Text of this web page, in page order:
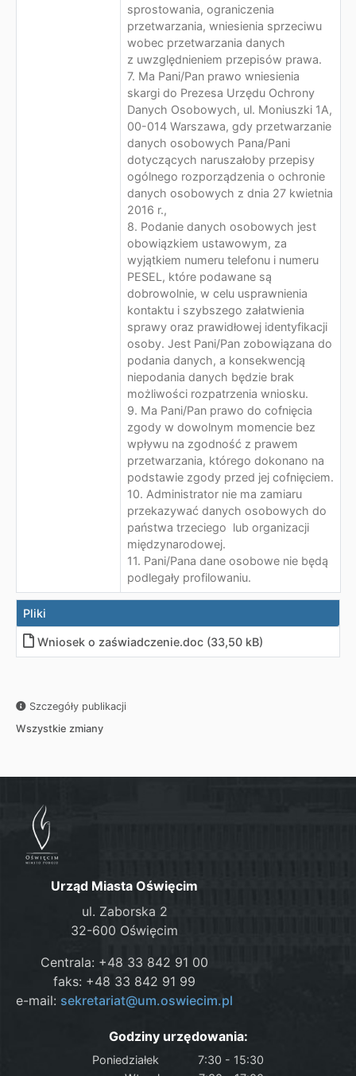
sprostowania, ograniczenia
przetwarzania, wniesienia sprzeciwu
wobec przetwarzania danych
z uwzględnieniem przepisów prawa.
7. Ma Pani/Pan prawo wniesienia
skargi do Prezesa Urzędu Ochrony
Danych Osobowych, ul. Moniuszki 1A,
00-014 Warszawa, gdy przetwarzanie
danych osobowych Pana/Pani
dotyczących naruszałoby przepisy
ogólnego rozporządzenia o ochronie
danych osobowych z dnia 27 kwietnia
2016 r.,
8. Podanie danych osobowych jest
obowiązkiem ustawowym, za
wyjątkiem numeru telefonu i numeru
PESEL, które podawane są
dobrowolnie, w celu usprawnienia
kontaktu i szybszego załatwienia
sprawy oraz prawidłowej identyfikacji
osoby. Jest Pani/Pan zobowiązana do
podania danych, a konsekwencją
niepodania danych będzie brak
możliwości rozpatrzenia wniosku.
9. Ma Pani/Pan prawo do cofnięcia
zgody w dowolnym momencie bez
wpływu na zgodność z prawem
przetwarzania, którego dokonano na
podstawie zgody przed jej cofnięciem.
10. Administrator nie ma zamiaru
przekazywać danych osobowych do
państwa trzeciego lub organizacji
międzynarodowej.
11. Pani/Pana dane osobowe nie będą
podlegały profilowaniu.
Pliki
Wniosek o zaświadczenie.doc (33,50 kB)
Szczegóły publikacji
Wszystkie zmiany
Urząd Miasta Oświęcim
ul. Zaborska 2
32-600 Oświęcim
Centrala: +48 33 842 91 00
faks: +48 33 842 91 99
e-mail: sekretariat@um.oswiecim.pl
Godziny urzędowania:
Poniedziałek
7:30 - 15:30